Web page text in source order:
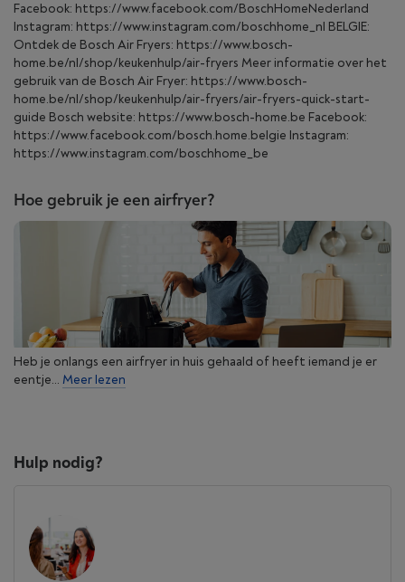
Facebook: https://www.facebook.com/BoschHomeNederland
Instagram: https://www.instagram.com/boschhome_nl BELGIE:
Ontdek de Bosch Air Fryers: https://www.bosch-
home.be/nl/shop/keukenhulp/air-fryers Meer informatie over het
gebruik van de Bosch Air Fryer: https://www.bosch-
home.be/nl/shop/keukenhulp/air-fryers/air-fryers-quick-start-
guide Bosch website: https://www.bosch-home.be Facebook:
https://www.facebook.com/bosch.home.belgie Instagram:
https://www.instagram.com/boschhome_be
Hoe gebruik je een airfryer?
Heb je onlangs een airfryer in huis gehaald of heeft iemand je er
eentje... Meer lezen
Hulp nodig?